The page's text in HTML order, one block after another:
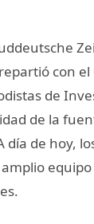
con el
de
de la
día de hoy,